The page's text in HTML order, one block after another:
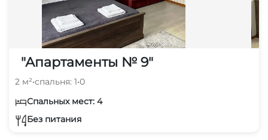
"Апартаменты № 9"
2 м²•спальня: 1•0
Спальных мест: 4
Без питания